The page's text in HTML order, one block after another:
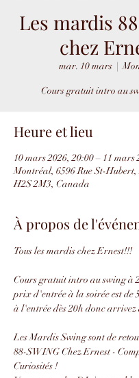
Les mardis
chez
mar. 10 mars
  |
Cours gratuit intro au
Heure et lieu
10 mars 2026, 20:00 – 11 mars
Montréal, 6596 Rue St-
H2S 2M3, Canada
À propos de
Tous les mardis chez Ernest!!!
Cours gratuit intro au swing à
prix d'entrée à la soirée est de
à l'entrée dès 20h donc
Les Mardis Swing sont de
88-SWING Chez Ernest -
Curiosités !